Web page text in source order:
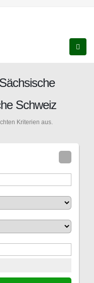
Schweiz
Kriterien aus.